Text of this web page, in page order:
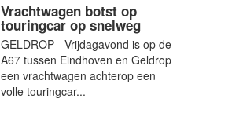
Vrachtwagen botst op
touringcar op snelweg
GELDROP - Vrijdagavond is op de
A67 tussen Eindhoven en Geldrop
een vrachtwagen achterop een
volle touringcar...